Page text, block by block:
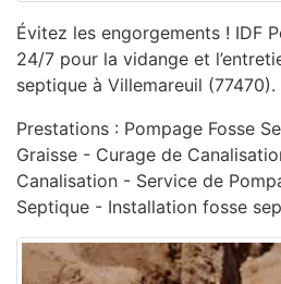
Évitez les engorgements ! IDF
24/7 pour la vidange et
septique à Villemareuil (77470).
Prestations : Pompage Fosse
Graisse - Curage de
Canalisation - ‎Service de
Septique - Installation fosse